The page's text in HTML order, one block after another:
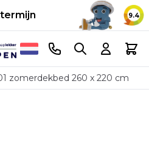
9.4
Telefoonnummer
Search Cart
zomerdekbed 260 x 220 cm